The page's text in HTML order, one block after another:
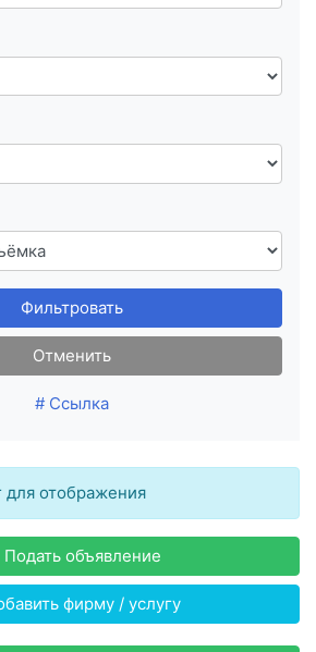
Фильтровать
Отменить
# Ссылка
для отображения
Подать объявление
фирму / услугу